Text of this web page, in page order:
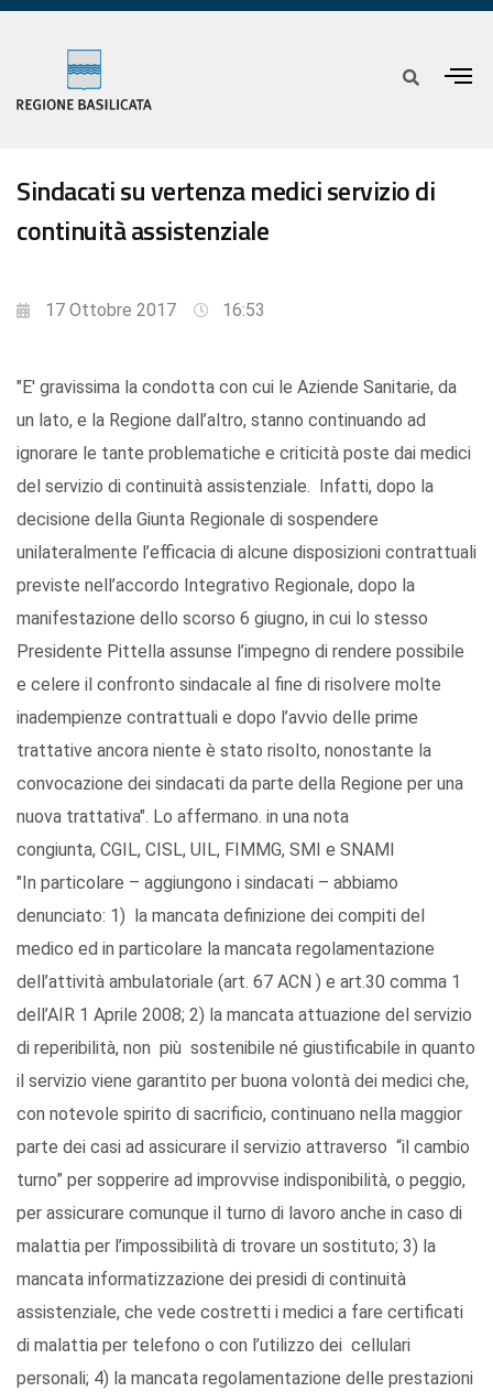
Sindacati su vertenza medici servizio di
continuità assistenziale
17 Ottobre 2017 16:53
"E' gravissima la condotta con cui le Aziende Sanitarie, da
un lato, e la Regione dall’altro, stanno continuando ad
ignorare le tante problematiche e criticità poste dai medici
del servizio di continuità assistenziale. Infatti, dopo la
decisione della Giunta Regionale di sospendere
unilateralmente l’efficacia di alcune disposizioni contrattuali
previste nell’accordo Integrativo Regionale, dopo la
manifestazione dello scorso 6 giugno, in cui lo stesso
Presidente Pittella assunse l’impegno di rendere possibile
e celere il confronto sindacale al fine di risolvere molte
inadempienze contrattuali e dopo l’avvio delle prime
trattative ancora niente è stato risolto, nonostante la
convocazione dei sindacati da parte della Regione per una
nuova trattativa". Lo affermano. in una nota
congiunta, CGIL, CISL, UIL, FIMMG, SMI e SNAMI
"In particolare – aggiungono i sindacati – abbiamo
denunciato: 1) la mancata definizione dei compiti del
medico ed in particolare la mancata regolamentazione
dell’attività ambulatoriale (art. 67 ACN ) e art.30 comma 1
dell’AIR 1 Aprile 2008; 2) la mancata attuazione del servizio
di reperibilità, non più sostenibile né giustificabile in quanto
il servizio viene garantito per buona volontà dei medici che,
con notevole spirito di sacrificio, continuano nella maggior
parte dei casi ad assicurare il servizio attraverso “il cambio
turno” per sopperire ad improvvise indisponibilità, o peggio,
per assicurare comunque il turno di lavoro anche in caso di
malattia per l’impossibilità di trovare un sostituto; 3) la
mancata informatizzazione dei presidi di continuità
assistenziale, che vede costretti i medici a fare certificati
di malattia per telefono o con l’utilizzo dei cellulari
personali; 4) la mancata regolamentazione delle prestazioni